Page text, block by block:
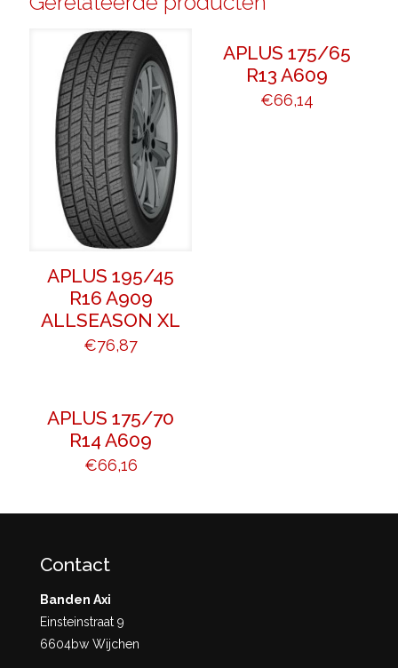
APLUS 195/45
R16 A909
ALLSEASON XL
€76,87
APLUS 175/65
R13 A609
€66,14
APLUS 175/70
R14 A609
€66,16
Contact
Banden Axi
Einsteinstraat 9
6604bw Wijchen